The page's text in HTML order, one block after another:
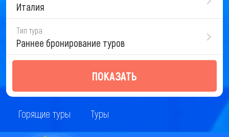
Италия
Тип тура
Раннее бронирование туров
ПОКАЗАТЬ
Горящие туры Туры